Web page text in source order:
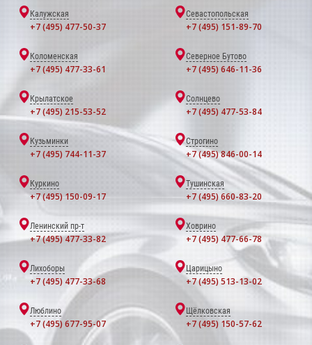
Калужская
+7 (495) 477-50-37
Севастопольская
+7 (495) 151-89-70
Коломенская
+7 (495) 477-33-61
Северное Бутово
+7 (495) 646-11-36
Крылатское
+7 (495) 215-53-52
Солнцево
+7 (495) 477-53-84
Кузьминки
+7 (495) 744-11-37
Строгино
+7 (495) 846-00-14
Куркино
+7 (495) 150-09-17
Тушинская
+7 (495) 660-83-20
Ленинский пр-т
+7 (495) 477-33-82
Ховрино
+7 (495) 477-66-78
Лихоборы
+7 (495) 477-33-68
Царицыно
+7 (495) 513-13-02
Люблино
+7 (495) 677-95-07
Щёлковская
+7 (495) 150-57-62